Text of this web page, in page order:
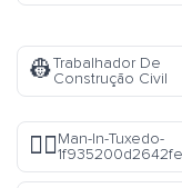
👷Trabalhador De
Construção Civil
🤵‍♂️Man-In-Tuxedo-